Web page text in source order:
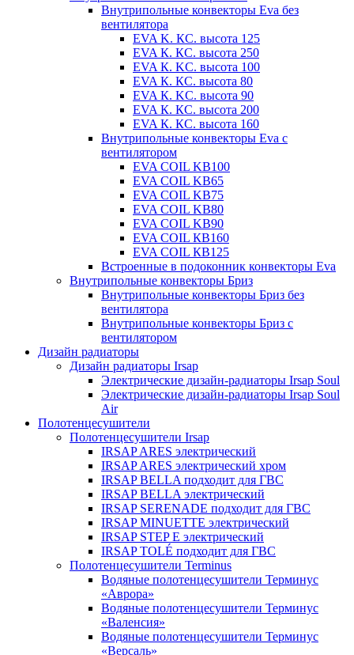
Внутрипольные конвекторы Eva без
вентилятора
EVA K. КС. высота 125
EVA К. КС. высота 250
EVA К. KС. высота 100
EVA К. КС. высота 80
EVA К. KC. высота 90
EVA К. КС. высота 200
EVA К. КС. высота 160
Внутрипольные конвекторы Eva с
вентилятором
EVA COIL KB100
EVA COIL KB65
EVA COIL KB75
EVA COIL KB80
EVA COIL KB90
EVA COIL КВ160
EVA COIL КВ125
Встроенные в подоконник конвекторы Eva
Внутрипольные конвекторы Бриз
Внутрипольные конвекторы Бриз без
вентилятора
Внутрипольные конвекторы Бриз с
вентилятором
Дизайн радиаторы
Дизайн радиаторы Irsap
Электрические дизайн-радиаторы Irsap Soul
Электрические дизайн-радиаторы Irsap Soul
Air
Полотенцесушители
Полотенцесушители Irsap
IRSAP ARES электрический
IRSAP ARES электрический хром
IRSAP BELLA подходит для ГВС
IRSAP BELLA электрический
IRSAP SERENADE подходит для ГВС
IRSAP MINUETTE электрический
IRSAP STEP E электрический
IRSAP TOLÉ подходит для ГВС
Полотенцесушители Terminus
Водяные полотенцесушители Терминус
«Аврора»
Водяные полотенцесушители Терминус
«Валенсия»
Водяные полотенцесушители Терминус
«Версаль»